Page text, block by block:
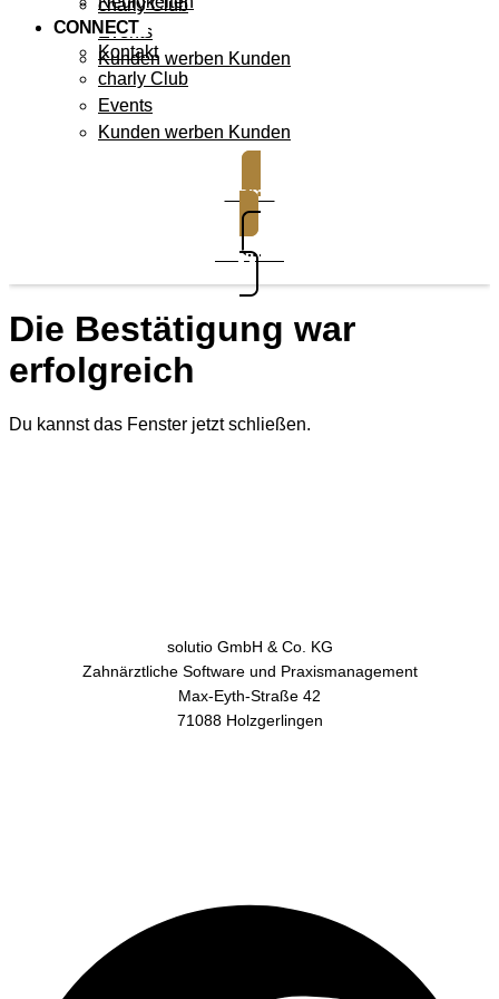
charly Club
Events
Kunden werben Kunden
CONNECT
Kontakt
charly Club
Events
Kunden werben Kunden
Demo
Support
Die Bestätigung war
erfolgreich
Du kannst das Fenster jetzt schließen.
solutio GmbH & Co. KG
Zahnärztliche Software und Praxismanagement
Max-Eyth-Straße 42
71088 Holzgerlingen